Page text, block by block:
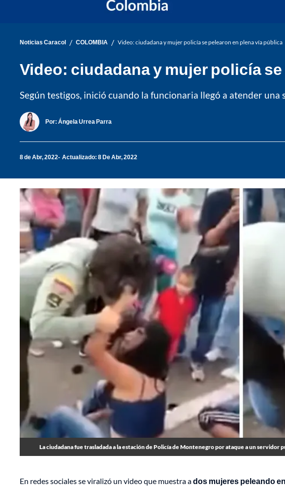
Noticias Caracol / COLOMBIA / Video: ciudadana y mujer policía se pelearon en plena vía pública
Video: ciudadana y mujer policía
Según testigos, inició cuando la funcionaria llegó a atender
Por: Ángela Urrea Parra
8 de Abr, 2022 Actualizado: 8 De Abr, 2022
La ciudadana fue trasladada a la estación de Policía de Montenegro por ataque a un servidor
En redes sociales se viralizó un video que muestra ados mujeres peleando